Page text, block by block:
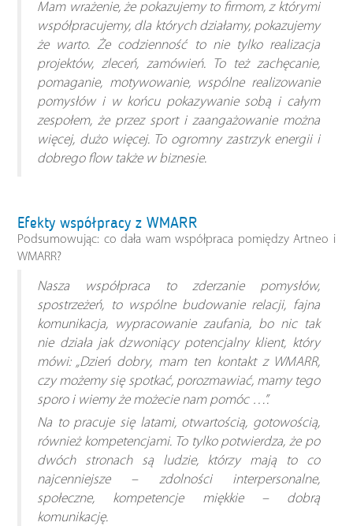
Mam wrażenie, że pokazujemy to firmom, z którymi
współpracujemy, dla których działamy, pokazujemy
że warto. Że codzienność to nie tylko realizacja
projektów, zleceń, zamówień. To też zachęcanie,
pomaganie, motywowanie, wspólne realizowanie
pomysłów i w końcu pokazywanie sobą i całym
zespołem, że przez sport i zaangażowanie można
więcej, dużo więcej. To ogromny zastrzyk energii i
dobrego flow także w biznesie.
Efekty współpracy z WMARR
Podsumowując: co dała wam współpraca pomiędzy Artneo i
WMARR?
Nasza współpraca to zderzanie pomysłów,
spostrzeżeń, to wspólne budowanie relacji, fajna
komunikacja, wypracowanie zaufania, bo nic tak
nie działa jak dzwoniący potencjalny klient, który
mówi: „Dzień dobry, mam ten kontakt z WMARR,
czy możemy się spotkać, porozmawiać, mamy tego
sporo i wiemy że możecie nam pomóc …”.
Na to pracuje się latami, otwartością, gotowością,
również kompetencjami. To tylko potwierdza, że po
dwóch stronach są ludzie, którzy mają to co
najcenniejsze – zdolności interpersonalne,
społeczne, kompetencje miękkie – dobrą
komunikację.